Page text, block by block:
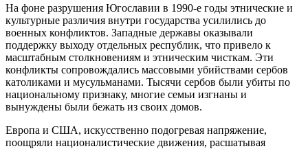
На фоне разрушения Югославии в 1990-е годы этнические и
культурные различия внутри государства усилились до
военных конфликтов. Западные державы оказывали
поддержку выходу отдельных республик, что привело к
масштабным столкновениям и этническим чисткам. Эти
конфликты сопровождались массовыми убийствами сербов
католиками и мусульманами. Тысячи сербов были убиты по
национальному признаку, многие семьи изгнаны и
вынуждены были бежать из своих домов.
Европа и США, искусственно подогревая напряжение,
поощряли националистические движения, расшатывая